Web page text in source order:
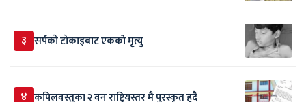
३ सर्पकाे टाेकाइबाट एकको मृत्यु
४ कपिलवस्तुका २ वन राष्ट्रियस्तर मै पुरस्कृत हुदै